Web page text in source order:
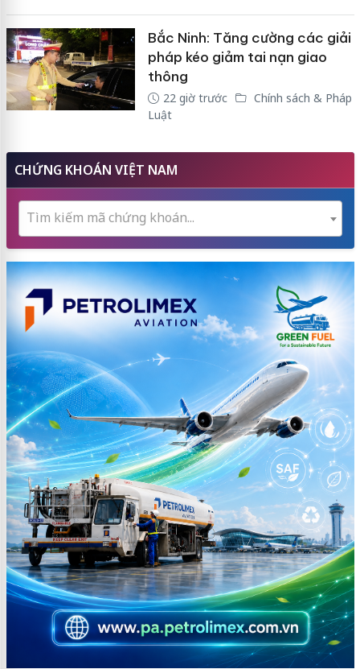
Bắc Ninh: Tăng cường các giải
pháp kéo giảm tai nạn giao
thông
22 giờ trước
Chính sách & Pháp
Luật
CHỨNG KHOÁN VIỆT NAM
Tìm kiếm mã chứng khoán...